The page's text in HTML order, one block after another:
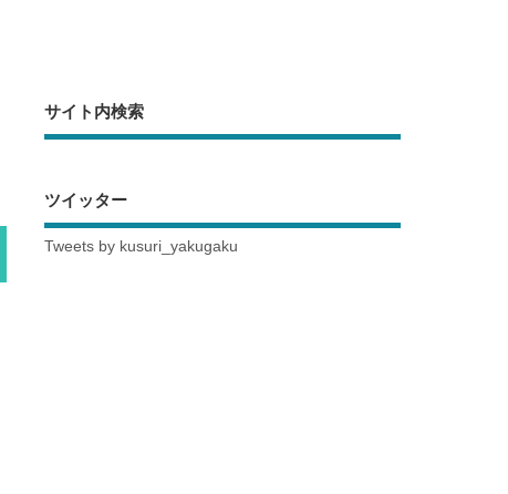
サイト内検索
ツイッター
Tweets by kusuri_yakugaku